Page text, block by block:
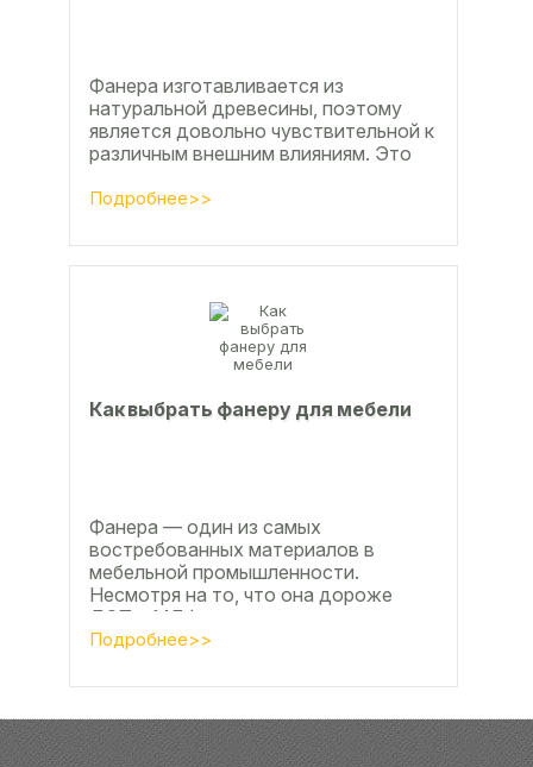
Фанера изготавливается из
натуральной древесины, поэтому
является довольно чувствительной к
различным внешним влияниям. Это
расширении, растрескивании,...
Подробнее>>
Как выбрать фанеру для мебели
Фанера — один из самых
востребованных материалов в
мебельной промышленности.
Несмотря на то, что она дороже
ДСП и МДФ , ее очень часто
используют для изготовления...
Подробнее>>